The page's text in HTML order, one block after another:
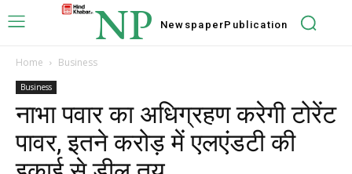
NP NewspaperPublication
Home Business
Business
नाभा पवार का अधिग्रहण करेगी टोरेंट
पावर, इतने करोड़ में एलएंडटी की